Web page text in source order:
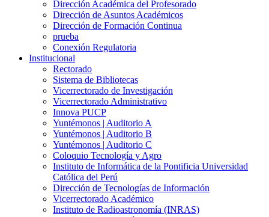
Dirección Académica del Profesorado
Dirección de Asuntos Académicos
Dirección de Formación Continua
prueba
Conexión Regulatoria
Institucional
Rectorado
Sistema de Bibliotecas
Vicerrectorado de Investigación
Vicerrectorado Administrativo
Innova PUCP
Yuntémonos | Auditorio A
Yuntémonos | Auditorio B
Yuntémonos | Auditorio C
Coloquio Tecnología y Agro
Instituto de Informática de la Pontificia Universidad
Católica del Perú
Dirección de Tecnologías de Información
Vicerrectorado Académico
Instituto de Radioastronomía (INRAS)